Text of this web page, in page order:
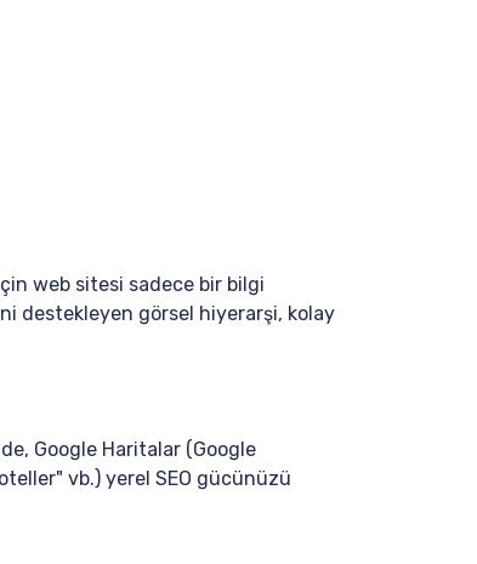
web sitesi sadece bir bilgi
destekleyen görsel hiyerarşi, kolay
Google Haritalar (Google
vb.) yerel SEO gücünüzü